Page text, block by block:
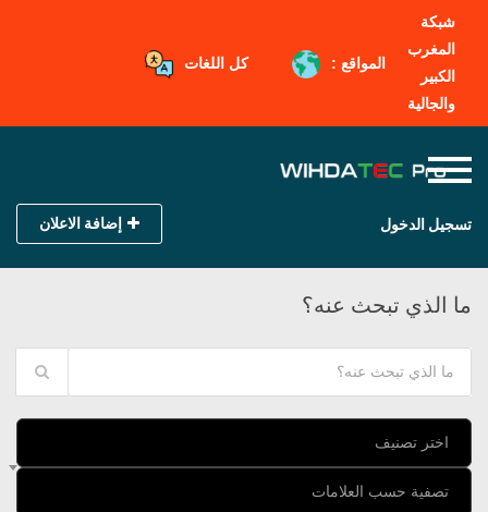
شبكة
المغرب
الكبير
والجالية
المواقع : كل اللغات
تسجيل الدخول إضافة الاعلان
ما الذي تبحث عنه؟
اختر تصنيف
تصفية حسب العلامات